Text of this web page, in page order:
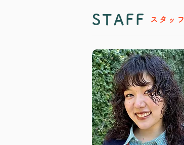
STAFF スタッフ